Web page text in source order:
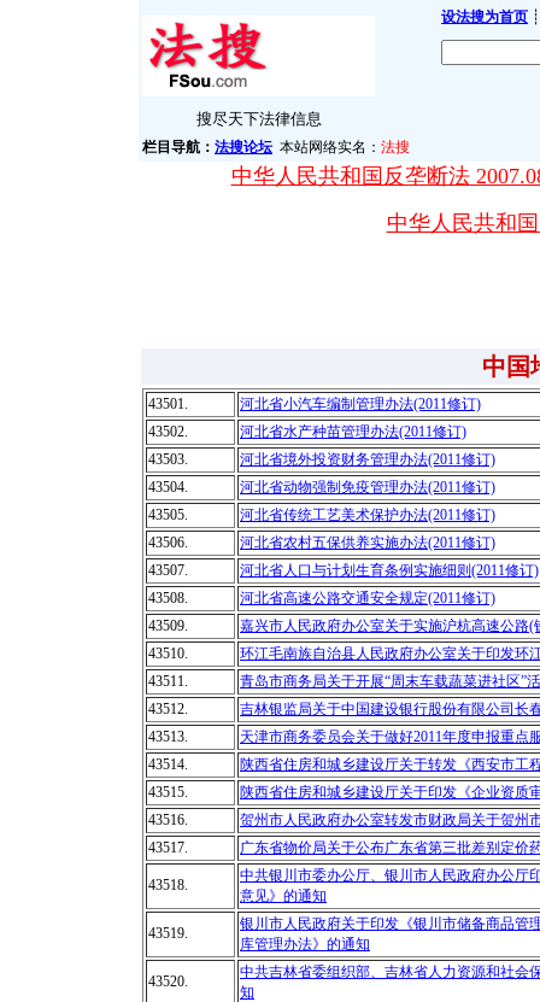
搜尽天下法律信息
设法搜为首页 ┊
栏目导航： 法搜论坛 本站网络实名： 法搜
中华人民共和国反垄断法
中华人民共和
中国
43501.
河北省小汽车编制管理办法(2011修订)
43502.
河北省水产种苗管理办法(2011修订)
43503.
河北省境外投资财务管理办法(2011修订)
43504.
河北省动物强制免疫管理办法(2011修订)
43505.
河北省传统工艺美术保护办法(2011修订)
43506.
河北省农村五保供养实施办法(2011修订)
43507.
河北省人口与计划生育条例实施细则(2011修订)
43508.
河北省高速公路交通安全规定(2011修订)
43509.
嘉兴市人民政府办公室关于实施沪杭高速公路
43510.
环江毛南族自治县人民政府办公室关于印发环
43511.
青岛市商务局关于开展“周末车载蔬菜进社区”
43512.
吉林银监局关于中国建设银行股份有限公司长
43513.
天津市商务委员会关于做好2011年度申报重点
43514.
陕西省住房和城乡建设厅关于转发《西安市工
43515.
陕西省住房和城乡建设厅关于印发《企业资质
43516.
贺州市人民政府办公室转发市财政局关于贺州
43517.
广东省物价局关于公布广东省第三批差别定价
43518.
中共银川市委办公厅、银川市人民政府办公厅
意见》的通知
43519.
银川市人民政府关于印发《银川市储备商品管
库管理办法》的通知
43520.
中共吉林省委组织部、吉林省人力资源和社会
知